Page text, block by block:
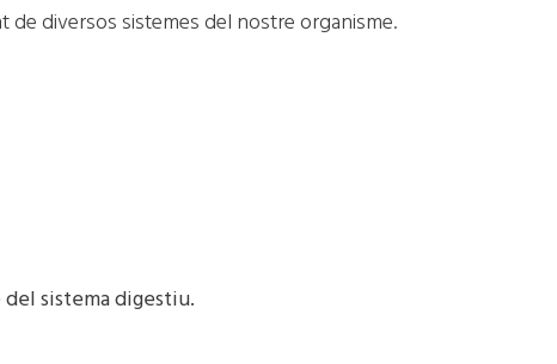
diversos sistemes del nostre organisme.
sistema digestiu.